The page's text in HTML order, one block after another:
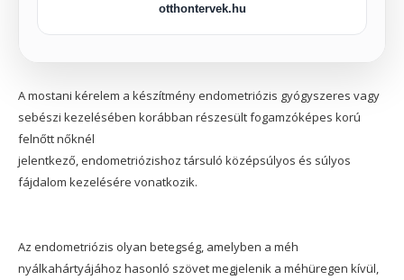
otthontervek.hu
A mostani kérelem a készítmény endometriózis gyógyszeres vagy
sebészi kezelésében korábban részesült fogamzóképes korú
felnőtt nőknél
jelentkező, endometriózishoz társuló középsúlyos és súlyos
fájdalom kezelésére vonatkozik.
Az endometriózis olyan betegség, amelyben a méh
nyálkahártyájához hasonló szövet megjelenik a méhüregen kívül,